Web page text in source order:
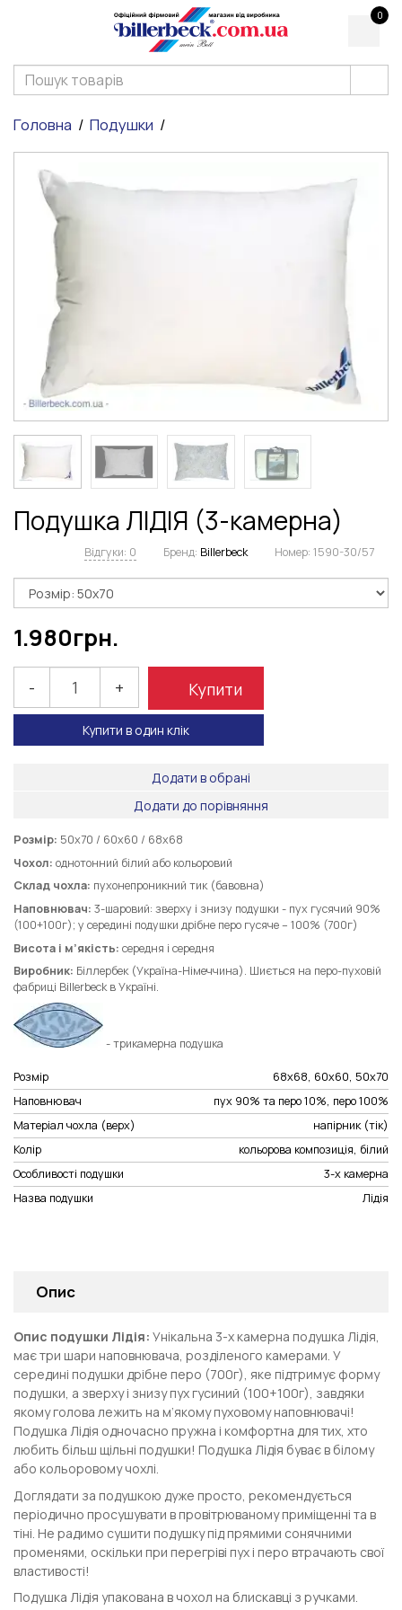
0
Головна Подушки
Подушка ЛІДІЯ (3-камерна)
Відгуки: 0 Бренд: Billerbeck Номер: 1590-30/57
1.980грн.
- + Купити
Купити в один клік
Додати в обрані
Додати до порівняння
Розмір: 50х70 / 60х60 / 68х68
Чохол: однотонний білий або кольоровий
Склад чохла: пухонепроникний тик (бавовна)
Наповнювач: 3-шаровий: зверху і знизу подушки - пух гусячий 90%
(100+100г); у середині подушки дрібне перо гусяче – 100% (700г)
Висота і м’якість: середня і середня
Виробник: Біллербек (Україна-Німеччина). Шиється на перо-пуховій
фабриці Billerbeck в Україні.
- трикамерна подушка
Розмір
68х68, 60х60, 50х70
Наповнювач
пух 90% та перо 10%, перо 100%
Матеріал чохла (верх)
напірник (тік)
Колір
кольорова композиція, білий
Особливості подушки
3-х камерна
Назва подушки
Лідія
Опис
Опис подушки Лідія: Унікальна 3-х камерна подушка Лідія,
має три шари наповнювача, розділеного камерами. У
середині подушки дрібне перо (700г), яке підтримує форму
подушки, а зверху і знизу пух гусиний (100+100г), завдяки
якому голова лежить на м’якому пуховому наповнювачі!
Подушка Лідія одночасно пружна і комфортна для тих, хто
любить більш щільні подушки! Подушка Лідія буває в білому
або кольоровому чохлі.
Доглядати за подушкою дуже просто, рекомендується
періодично просушувати в провітрюваному приміщенні та в
тіні. Не радимо сушити подушку під прямими сонячними
променями, оскільки при перегріві пух і перо втрачають свої
властивості!
Подушка Лідія упакована в чохол на блискавці з ручками.